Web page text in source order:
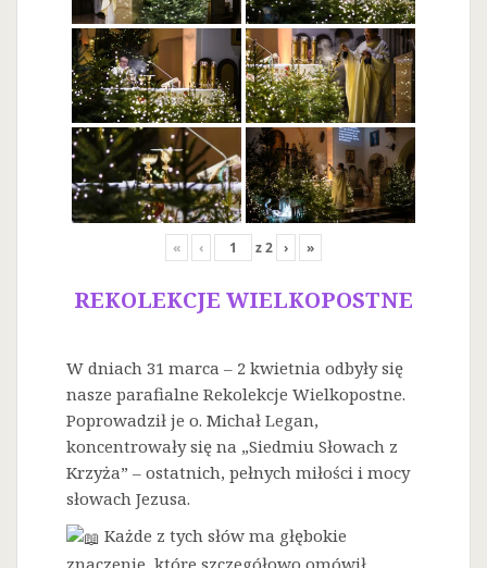
« ‹ z2 › »
REKOLEKCJE WIELKOPOSTNE
W dniach 31 marca – 2 kwietnia odbyły się
nasze parafialne Rekolekcje Wielkopostne.
Poprowadził je o. Michał Legan,
koncentrowały się na „Siedmiu Słowach z
Krzyża” – ostatnich, pełnych miłości i mocy
słowach Jezusa.
Każde z tych słów ma głębokie
znaczenie, które szczegółowo omówił